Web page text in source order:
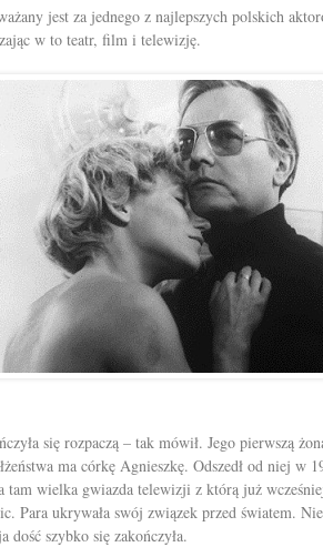
jest za jednego z najlepszych polskich
w to teatr, film i telewizję.
się rozpaczą – tak mówił. Jego pierwszą
ma córkę Agnieszkę. Odszedł od niej w
tam wielka gwiazda telewizji z którą już
Para ukrywała swój związek przed światem.
dość szybko się zakończyła.